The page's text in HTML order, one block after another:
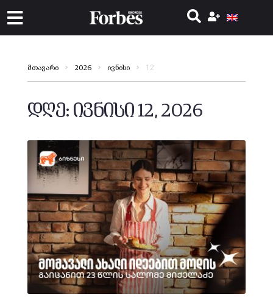
მთავარი 2026 ივნისი 12
დღე: ივნისი 12, 2026